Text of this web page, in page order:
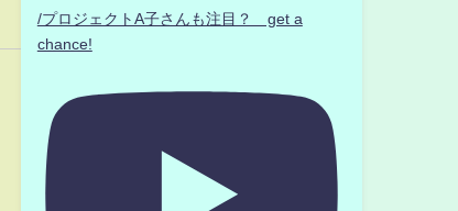
/プロジェクトA子さんも注目？ get a
chance!